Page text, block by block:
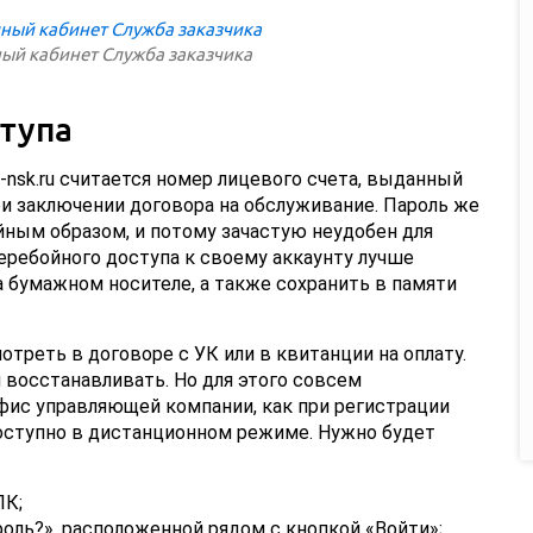
кабинет Служба заказчика
считается номер лицевого счета, выданный
заключении договора на обслуживание. Пароль же
образом, и потому зачастую неудобен для
доступа к своему аккаунту лучше
носителе, а также сохранить в памяти
в договоре с УК или в квитанции на оплату.
Но для этого совсем
управляющей компании, как при регистрации
в дистанционном режиме. Нужно будет